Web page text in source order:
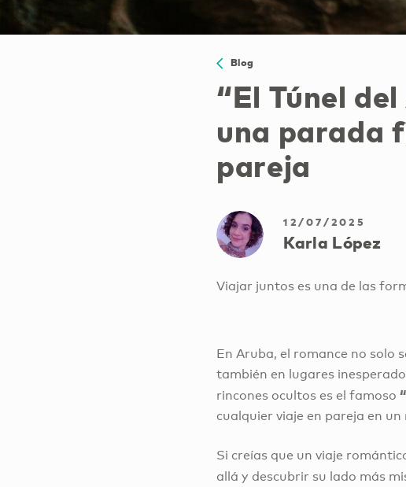
Blog
“El Túnel
una parada
pareja
12/07/2025
Karla López
Viajar juntos es una de las
En Aruba, el romance no solo
también en lugares
rincones ocultos es el famoso
cualquier viaje en pareja en un
Si creías que un viaje
allá y descubrir su lado más